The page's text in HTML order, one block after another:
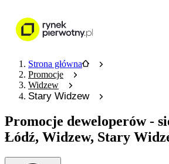
Strona główna
Promocje
Widzew
Stary Widzew
Promocje deweloperów -
Łódź, Widzew, Stary